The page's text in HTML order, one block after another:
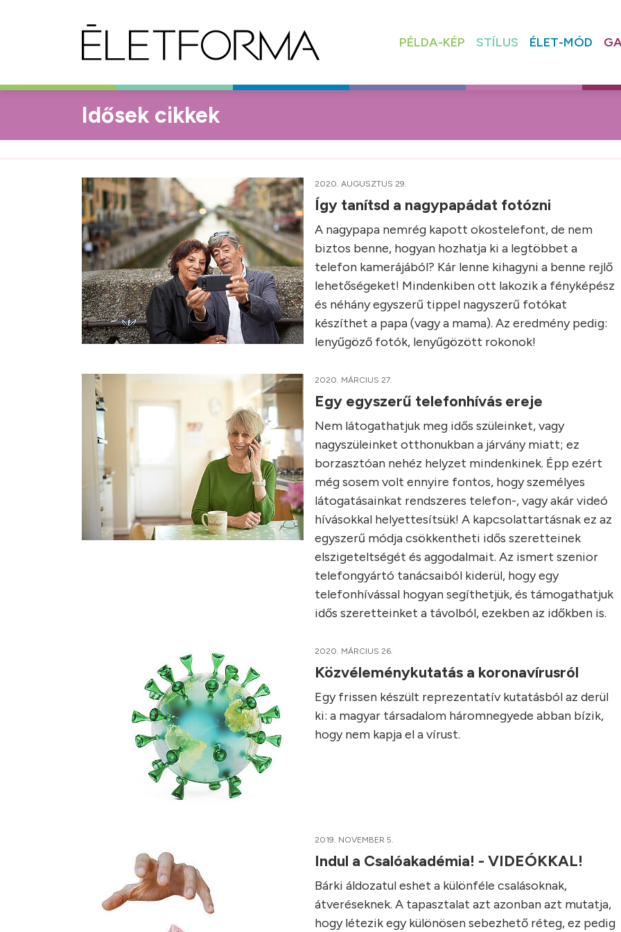
PÉLDA-KÉP STÍLUS ÉLET-MÓD
Idősek cikkek
2020. AUGUSZTUS 29.
Így tanítsd a nagypapádat fotózni
A nagypapa nemrég kapott okostelefont, de nem
biztos benne, hogyan hozhatja ki a legtöbbet a
telefon kamerájából? Kár lenne kihagyni a benne rejlő
lehetőségeket! Mindenkiben ott lakozik a fényképész
és néhány egyszerű tippel nagyszerű fotókat
készíthet a papa (vagy a mama). Az eredmény pedig:
lenyűgöző fotók, lenyűgözött rokonok!
2020. MÁRCIUS 27.
Egy egyszerű telefonhívás ereje
Nem látogathatjuk meg idős szüleinket, vagy
nagyszüleinket otthonukban a járvány miatt; ez
borzasztóan nehéz helyzet mindenkinek. Épp ezért
még sosem volt ennyire fontos, hogy személyes
látogatásainkat rendszeres telefon-, vagy akár videó
hívásokkal helyettesítsük! A kapcsolattartásnak ez az
egyszerű módja csökkentheti idős szeretteinek
elszigeteltségét és aggodalmait. Az ismert szenior
telefongyártó tanácsaiból kiderül, hogy egy
telefonhívással hogyan segíthetjük, és támogathatjuk
idős szeretteinket a távolból, ezekben az időkben is.
2020. MÁRCIUS 26.
Közvéleménykutatás a koronavírusról
Egy frissen készült reprezentatív kutatásból az derül
ki: a magyar társadalom háromnegyede abban bízik,
hogy nem kapja el a vírust.
2019. NOVEMBER 5.
Indul a Csalóakadémia! - VIDEÓKKAL!
Bárki áldozatul eshet a különféle csalásoknak,
átveréseknek. A tapasztalat azt azonban azt mutatja,
hogy létezik egy különösen sebezhető réteg, ez pedig